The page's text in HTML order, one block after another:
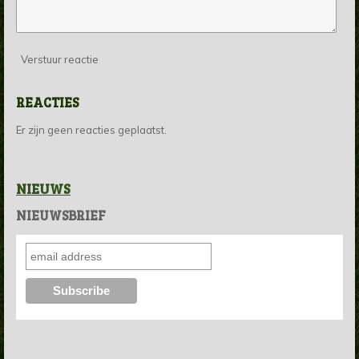
Verstuur reactie
REACTIES
Er zijn geen reacties geplaatst.
NIEUWS
NIEUWSBRIEF